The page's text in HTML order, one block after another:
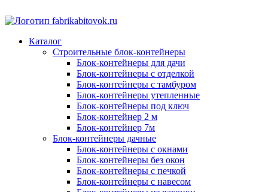
Каталог
Строительные блок-контейнеры
Блок-контейнеры для дачи
Блок-контейнеры с отделкой
Блок-контейнеры с тамбуром
Блок-контейнеры утепленные
Блок-контейнеры под ключ
Блок-контейнер 2 м
Блок-контейнер 7м
Блок-контейнеры дачные
Блок-контейнеры с окнами
Блок-контейнеры без окон
Блок-контейнеры с печкой
Блок-контейнеры с навесом